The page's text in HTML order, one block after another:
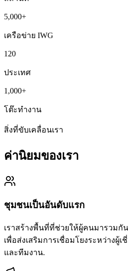
5,000+
เครือข่าย IWG
120
ประเทศ
1,000+
โต๊ะทำงาน
สิ่งที่ขับเคลื่อนเรา
ค่านิยมของเรา
ชุมชนเป็นอันดับแรก
เราสร้างพื้นที่ที่ช่วยให้ผู้คนมารวม
เพื่อส่งเสริมการเชื่อมโยงระหว่างผู้
และทีมงาน.